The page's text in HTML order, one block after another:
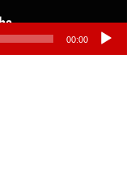
00:00